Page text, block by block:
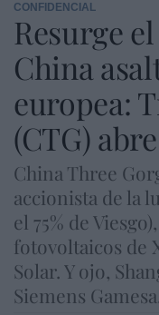
CONFIDENCIAL
Resurge
China
europea:
(CTG)
China Three
accionista de la
el 75% de
fotovoltaicos de
Solar. Y ojo,
Siemens